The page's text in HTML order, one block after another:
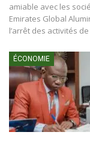
amiable avec les
Emirates Global
l’arrêt des activités
ÉCONOMIE